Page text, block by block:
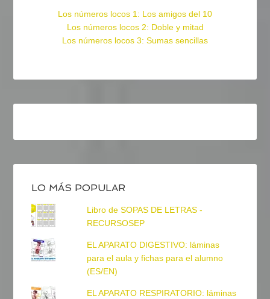
Los números locos 1: Los amigos del 10
Los números locos 2: Doble y mitad
Los números locos 3: Sumas sencillas
LO MÁS POPULAR
Libro de SOPAS DE LETRAS -
RECURSOSEP
EL APARATO DIGESTIVO: láminas
para el aula y fichas para el alumno
(ES/EN)
EL APARATO RESPIRATORIO: láminas